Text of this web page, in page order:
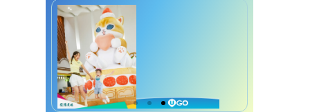
标榜健康食物8.蔬菜脆片
标榜健康食物9.水果干